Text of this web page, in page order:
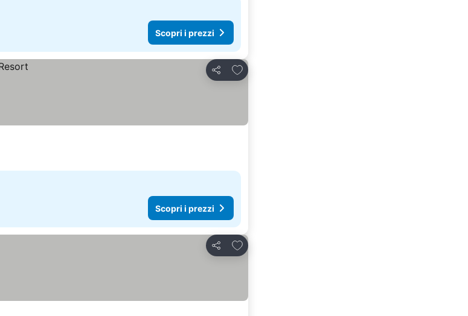
Scopri i prezzi
Condividi
Aggiungi ai preferiti
Scopri i prezzi
Condividi
Aggiungi ai preferiti